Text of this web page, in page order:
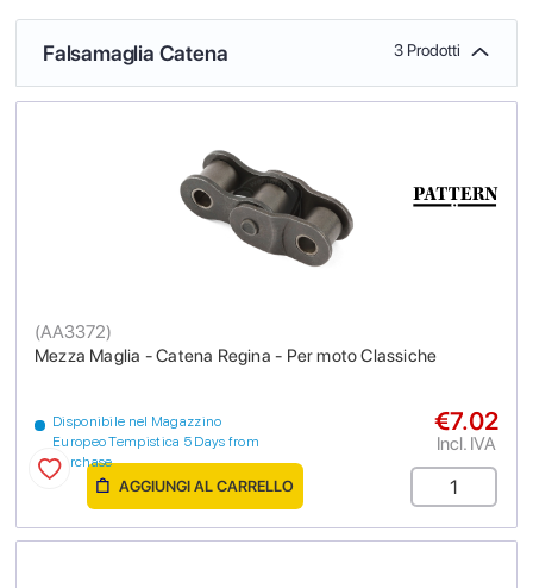
Falsamaglia Catena 3 Prodotti
Mezza Maglia - Catena Regina - Per moto Classiche
(AA3372)
Disponibile nel Magazzino
Europeo Tempistica 5 Days from
purchase
€7.02
Incl. IVA
AGGIUNGI AL CARRELLO